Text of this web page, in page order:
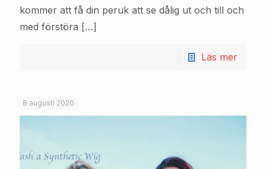
kommer att få din peruk att se dålig ut och till och
med förstöra […]
Läs mer
8 augusti 2020